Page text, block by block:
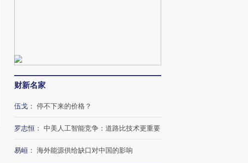
财新名家
伍戈 ： 停不下来的价格？
罗志恒 ： 中美人工智能竞争：道路比技术更重要
易峘 ： 海外能源供给缺口对中国的影响